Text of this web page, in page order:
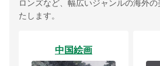
ロンズなど、幅広いジャンルの海外
たします。
中国絵画